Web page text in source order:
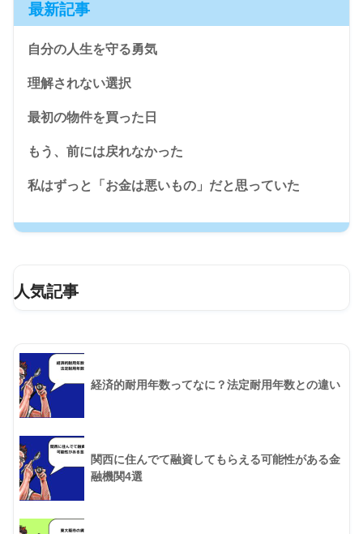
最新記事
自分の人生を守る勇気
理解されない選択
最初の物件を買った日
もう、前には戻れなかった
私はずっと「お金は悪いもの」だと思っていた
人気記事
経済的耐用年数ってなに？法定耐用年数との違い
関西に住んでて融資してもらえる可能性がある金
融機関4選